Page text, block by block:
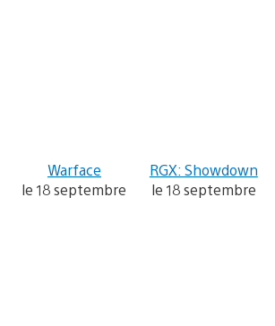
Warface
le 18 septembre
RGX: Showdown
le 18 septembre